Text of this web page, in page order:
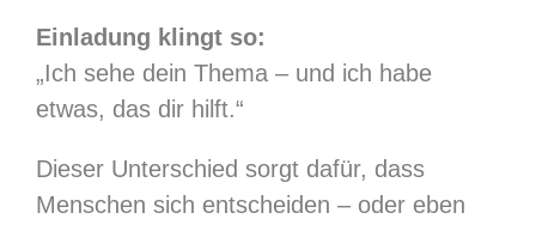
Einladung klingt so:
„Ich sehe dein Thema – und ich habe
etwas, das dir hilft.“
Dieser Unterschied sorgt dafür, dass
Menschen sich entscheiden – oder eben